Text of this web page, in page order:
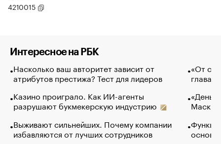
4210015
Интересное на РБК
Насколько ваш авторитет зависит от
атрибутов престижа? Тест для лидеров
Казино проиграло. Как ИИ-агенты
разрушают букмекерскую индустрию
Выживают сильнейших. Почему компании
избавляются от лучших сотрудников
«От
глава
Маск в
основ